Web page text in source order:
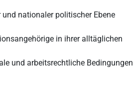
nationaler politischer Ebene
in ihrer alltäglichen
und arbeitsrechtliche Bedingungen